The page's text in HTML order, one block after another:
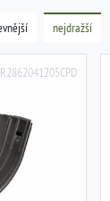
nejdražší